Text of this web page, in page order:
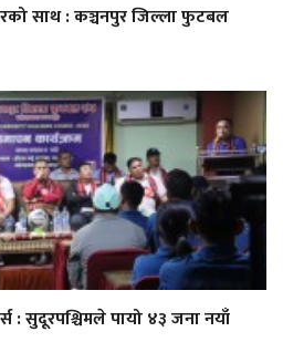
साथ : कञ्चनपुर जिल्ला फुटबल
: सुदूरपश्चिमले पायो ४३ जना नयाँ